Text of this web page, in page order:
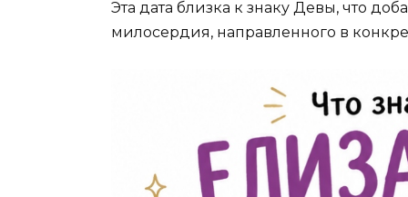
Эта дата близка к знаку Девы, что
милосердия, направленного в